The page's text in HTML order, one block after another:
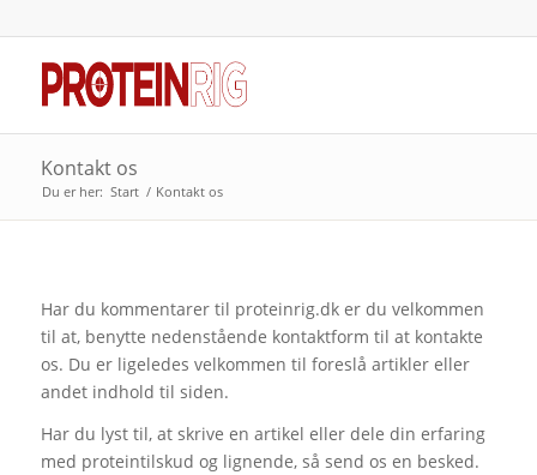
Kontakt os
Du er her: Start / Kontakt os
Har du kommentarer til proteinrig.dk er du velkommen
til at, benytte nedenstående kontaktform til at kontakte
os. Du er ligeledes velkommen til foreslå artikler eller
andet indhold til siden.
Har du lyst til, at skrive en artikel eller dele din erfaring
med proteintilskud og lignende, så send os en besked.